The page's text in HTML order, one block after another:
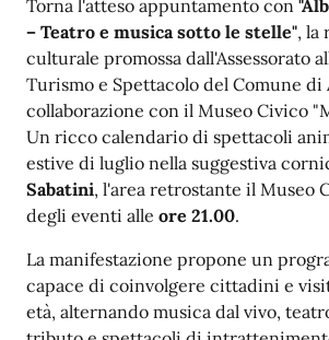
Torna l'atteso appuntamento con
– Teatro e musica sotto le stelle", la
culturale promossa dall'Assessorato
Turismo e Spettacolo del Comune di
collaborazione con il Museo Civico
Un ricco calendario di spettacoli
estive di luglio nella suggestiva
Sabatini, l'area retrostante il Museo
degli eventi alle ore 21.00.
La manifestazione propone un
capace di coinvolgere cittadini e
età, alternando musica dal vivo,